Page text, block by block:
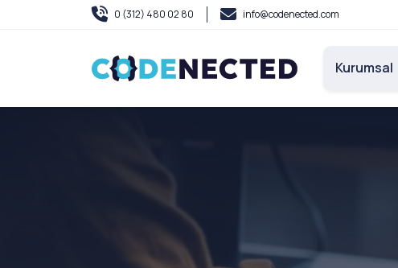
0 (312) 480 02 80 info@codenected.com
Kurumsal